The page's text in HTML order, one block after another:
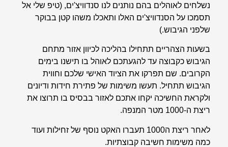
נשלחים לאוהלים בהם נותנים לנו סנדוויצ'ים, (טיפ שלי אל
תסמכו על הסנדוויצ'ים האלו ותאכלו משהו קטן בבוקר
שלפני הגיבוש.)
בשעות הצהריים תתחילו בהליכה לכיוון אזור מתחם
הגיבוש כקבוצה עד להגעתכם לאוהל בו תישנו בימים
הקרובים. שם תפרקו את הציוד האישי שלכם וחווית
הגיבוש תתחיל. תעשו משימות של פתירת חידות ודיונים
ולקראת החשיכה יקחו אתכם לאזור בבסיס בו תרוצו את
ריצת ה-1000 מטר המנפה.
לאחר ריצת ה1000 תעברו האקט נוסף של זחילות ועוד
כמה משימות חשיבה קבוצתיות.